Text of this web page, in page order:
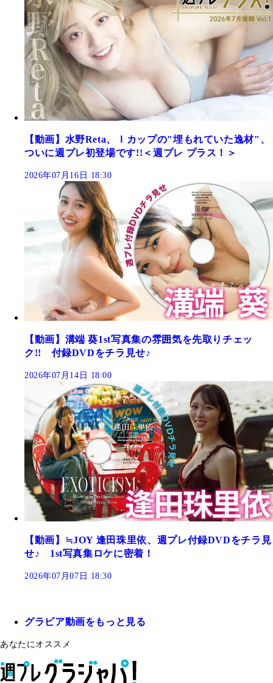
【動画】水野Reta、Ｉカップの"埋もれていた逸材"、
ついに週プレ初登場です!!＜週プレ プラス！＞
2026年07月16日 18:30
【動画】溝端 葵1st写真集の雰囲気を先取りチェッ
ク!! 付録DVDをチラ見せ♪
2026年07月14日 18:00
【動画】≒JOY 逢田珠里依、週プレ付録DVDをチラ見
せ♪ 1st写真集ロケに密着！
2026年07月07日 18:30
グラビア動画をもっと見る
あなたにオススメ